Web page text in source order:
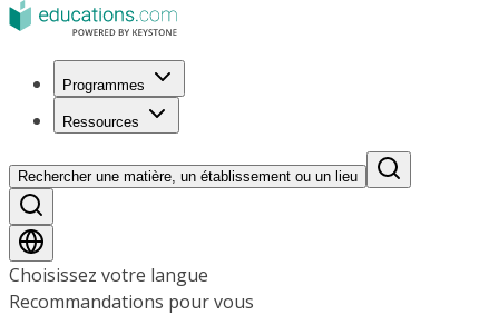
Programmes
Ressources
Rechercher une matière, un établissement ou un lieu
Choisissez votre langue
Recommandations pour vous